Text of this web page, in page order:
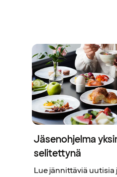
Jäsenohjelma
selitettynä
Lue jännittäviä